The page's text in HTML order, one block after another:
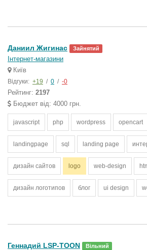
Даниил Жигинас Зайнятий
Інтернет-магазини
Київ
Відгуки: +19 / 0 / -0
Рейтинг: 2197
Бюджет від: 4000 грн.
javascript php wordpress opencart
landingpage sql landing page
дизайн сайтов logo web-design
дизайн логотипов блог ui design
Геннадий LSP-TOON Вільний